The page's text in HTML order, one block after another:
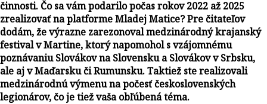
činnosti. Čo sa vám podarilo počas rokov 2022 až 2025
zrealizovať na platforme Mladej Matice? Pre čitateľov
dodám, že výrazne zarezonoval medzinárodný krajanský
festival v Martine, ktorý napomohol s vzájomnému
poznávaniu Slovákov na Slovensku a Slovákov v Srbsku,
ale aj v Maďarsku či Rumunsku. Taktiež ste realizovali
medzinárodnú výmenu na počesť československých
legionárov, čo je tiež vaša obľúbená téma.